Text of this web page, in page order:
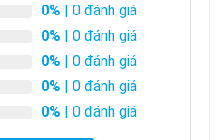
0% | 0 đánh giá
0% | 0 đánh giá
0% | 0 đánh giá
0% | 0 đánh giá
0% | 0 đánh giá